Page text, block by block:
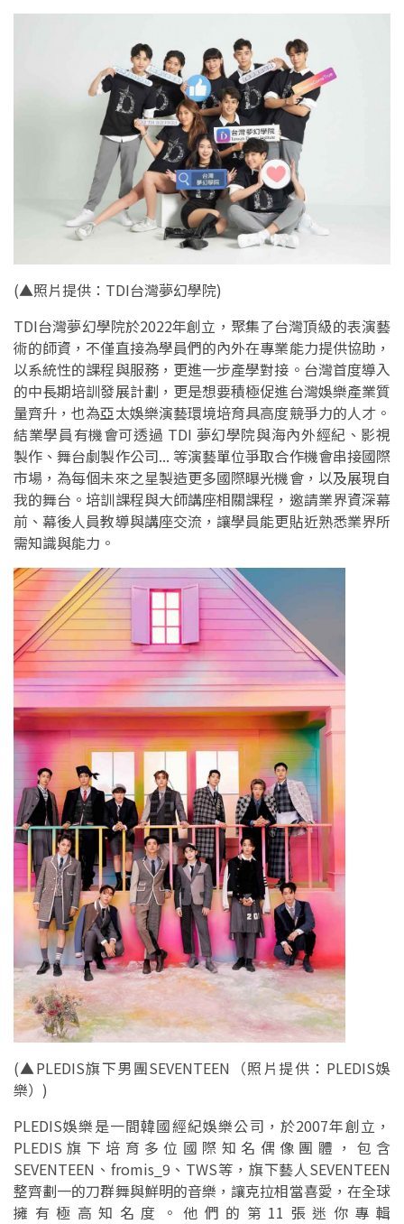
(▲照片提供：TDI台灣夢幻學院)
TDI台灣夢幻學院於2022年創立，聚集了台灣頂級的表演藝
術的師資，不僅直接為學員們的內外在專業能力提供協助，
以系統性的課程與服務，更進一步產學對接。台灣首度導入
的中長期培訓發展計劃，更是想要積極促進台灣娛樂產業質
量齊升，也為亞太娛樂演藝環境培育具高度競爭力的人才。
結業學員有機會可透過 TDI 夢幻學院與海內外經紀、影視
製作、舞台劇製作公司... 等演藝單位爭取合作機會串接國際
市場，為每個未來之星製造更多國際曝光機會，以及展現自
我的舞台。培訓課程與大師講座相關課程，邀請業界資深幕
前、幕後人員教導與講座交流，讓學員能更貼近熟悉業界所
需知識與能力。
(▲PLEDIS旗下男團SEVENTEEN（照片提供：PLEDIS娛
樂）)
PLEDIS娛樂是一間韓國經紀娛樂公司，於2007年創立，
PLEDIS旗下培育多位國際知名偶像團體，包含
SEVENTEEN、fromis_9、TWS等，旗下藝人SEVENTEEN
整齊劃一的刀群舞與鮮明的音樂，讓克拉相當喜愛，在全球
擁有極高知名度。他們的第11張迷你專輯